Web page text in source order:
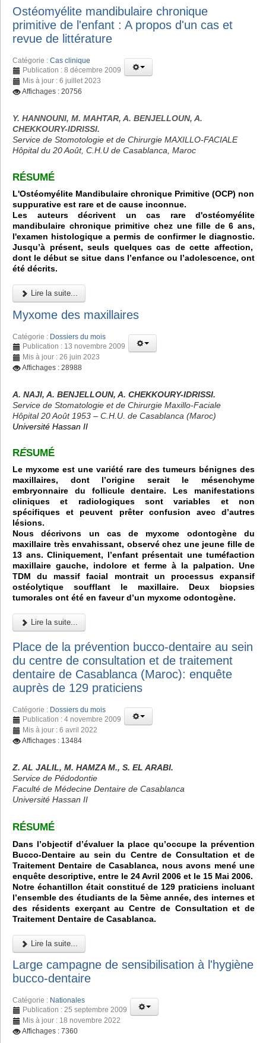
Ostéomyélite mandibulaire chronique
primitive de l'enfant : A propos d'un cas et
revue de littérature
Catégorie : Cas clinique
Publication : 8 décembre 2009
Mis à jour : 6 juillet 2023
Affichages : 20756
Y. HANNOUNI, M. MAHTAR, A. BENJELLOUN, A.
CHEKKOURY-IDRISSI.
Service de Stomotologie et de Chirurgie MAXILLO-FACIALE
Hôpital du 20 Août, C.H.U de Casablanca, Maroc
RÉSUMÉ
L'Ostéomyélite Mandibulaire chronique Primitive (OCP) non
suppurative est rare et de cause inconnue.
Les auteurs décrivent un cas rare d'ostéomyélite
mandibulaire chronique primitive chez une fille de 6 ans,
l'examen histologique a permis de confirmer le diagnostic.
Jusqu’à présent, seuls quelques cas de cette affection,
dont le début se situe dans l’enfance ou l’adolescence, ont
été décrits.
Lire la suite...
Myxome des maxillaires
Catégorie : Dossiers du mois
Publication : 13 novembre 2009
Mis à jour : 26 juin 2023
Affichages : 28988
A. NAJI, A. BENJELLOUN, A. CHEKKOURY-IDRISSI.
Service de Stomatologie et de Chirurgie Maxillo-Faciale
Hôpital 20 Août 1953 – C.H.U. de Casablanca (Maroc)
Université Hassan II
RÉSUMÉ
Le myxome est une variété rare des tumeurs bénignes des
maxillaires, dont l’origine serait le mésenchyme
embryonnaire du follicule dentaire. Les manifestations
cliniques et radiologiques sont variables et non
spécifiques et peuvent prêter confusion avec d’autres
lésions.
Nous décrivons un cas de myxome odontogène du
maxillaire très envahissant, observé chez une jeune fille de
13 ans. Cliniquement, l’enfant présentait une tuméfaction
maxillaire gauche, indolore et ferme à la palpation. Une
TDM du massif facial montrait un processus expansif
ostéolytique soufflant le maxillaire. Deux biopsies
tumorales ont été en faveur d’un myxome odontogène.
Lire la suite...
Place de la prévention bucco-dentaire au sein
du centre de consultation et de traitement
dentaire de Casablanca (Maroc): enquête
auprès de 129 praticiens
Catégorie : Dossiers du mois
Publication : 4 novembre 2009
Mis à jour : 6 avril 2022
Affichages : 13484
Z. AL JALIL, M. HAMZA M., S. EL ARABI.
Service de Pédodontie
Faculté de Médecine Dentaire de Casablanca
Université Hassan II
RÉSUMÉ
Dans l’objectif d’évaluer la place qu’occupe la prévention
Bucco-Dentaire au sein du Centre de Consultation et de
Traitement Dentaire de Casablanca, nous avons mené une
enquête descriptive, entre le 24 Avril 2006 et le 15 Mai 2006.
Notre échantillon était constitué de 129 praticiens incluant
l’ensemble des étudiants de la 5ème année, des internes et
des résidents exerçant au Centre de Consultation et de
Traitement Dentaire de Casablanca.
Lire la suite...
Large campagne de sensibilisation à l'hygiène
bucco-dentaire
Catégorie : Nationales
Publication : 25 septembre 2009
Mis à jour : 18 novembre 2022
Affichages : 7360